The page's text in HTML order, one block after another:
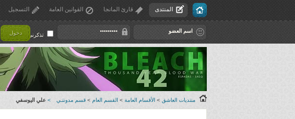
المنتدى قارئ المانجا القوانين العامة التسجيل
تذكرني ! دخول
منتديات العاشق > الأقسام العامة > القسم العام > قسم مدونتـي > علي اليوسفي